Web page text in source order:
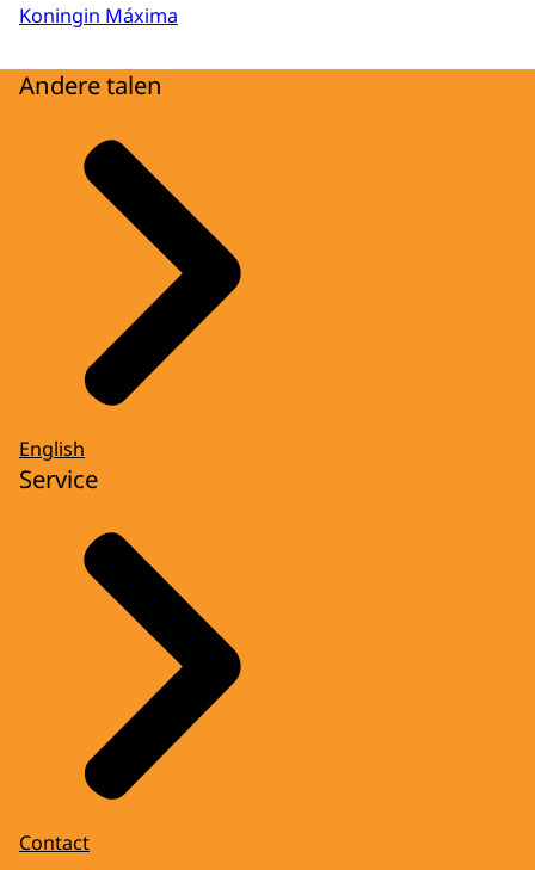
Koningin Máxima
Andere talen
English
Service
Contact